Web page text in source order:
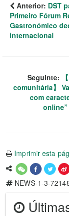
Anterior: DST
Primeiro Fórum
Gastronómico
internacional
Seguinte:
comunitária】
com
Imprimir esta
NEWS-1-3-